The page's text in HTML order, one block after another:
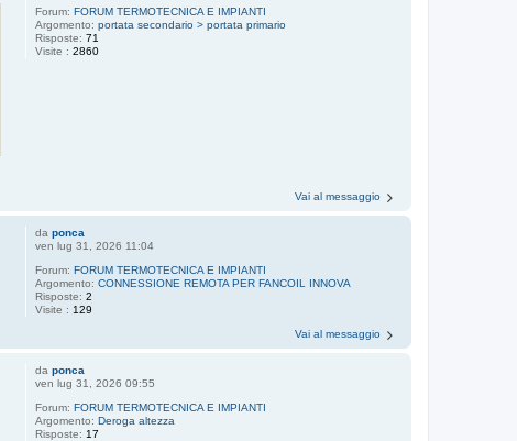
Forum:FORUM TERMOTECNICA E IMPIANTI
Argomento:portata secondario > portata primario
Risposte:71
Visite :2860
Vai al messaggio
daponca
ven lug 31, 2026 11:04
Forum:FORUM TERMOTECNICA E IMPIANTI
Argomento:CONNESSIONE REMOTA PER FANCOIL INNOVA
Risposte:2
Visite : 129
Vai al messaggio
daponca
ven lug 31, 2026 09:55
Forum:FORUM TERMOTECNICA E IMPIANTI
Argomento:Deroga altezza
Risposte: 17